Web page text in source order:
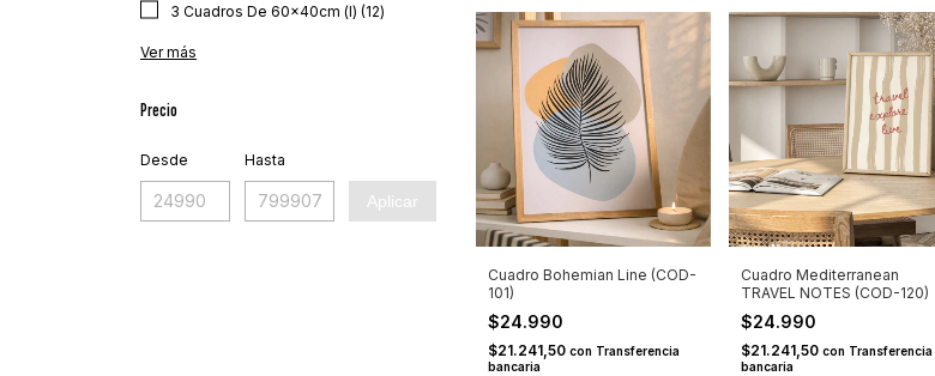
3 Cuadros De 60x40cm (l) (12)
Ver más
Precio
Desde Hasta
Aplicar
Cuadro Bohemian Line (COD-
101)
$24.990
$21.241,50 con Transferencia
bancaria
Cuadro Mediterranean
TRAVEL NOTES (COD-120)
$24.990
$21.241,50con Transferencia
bancaria